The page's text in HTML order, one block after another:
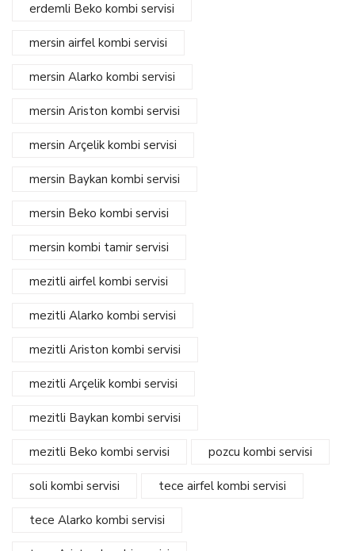
erdemli Beko kombi servisi
mersin airfel kombi servisi
mersin Alarko kombi servisi
mersin Ariston kombi servisi
mersin Arçelik kombi servisi
mersin Baykan kombi servisi
mersin Beko kombi servisi
mersin kombi tamir servisi
mezitli airfel kombi servisi
mezitli Alarko kombi servisi
mezitli Ariston kombi servisi
mezitli Arçelik kombi servisi
mezitli Baykan kombi servisi
mezitli Beko kombi servisi pozcu kombi servisi
soli kombi servisi tece airfel kombi servisi
tece Alarko kombi servisi